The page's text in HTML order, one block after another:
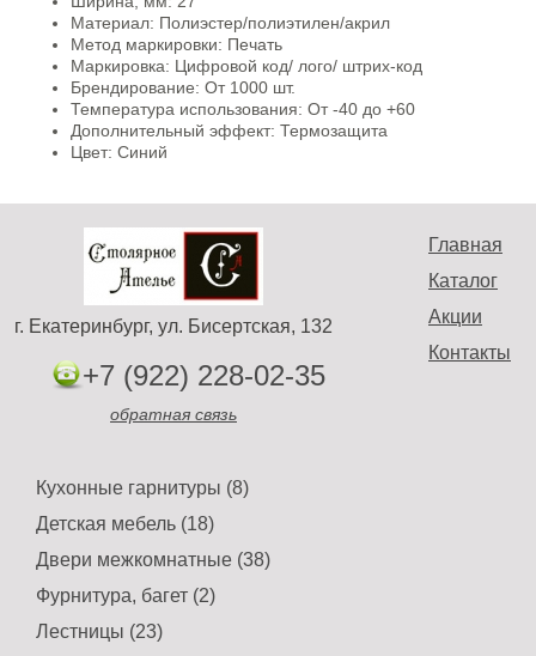
Материал: Полиэстер/полиэтилен/акрил
Метод маркировки: Печать
Маркировка: Цифровой код/ лого/ штрих-код
Брендирование: От 1000 шт.
Температура использования: От -40 до +60
Дополнительный эффект: Термозащита
Цвет: Синий
Главная
Каталог
Акции
Контакты
г. Екатеринбург, ул. Бисертская, 132
+7 (922) 228-02-35
обратная связь
Кухонные гарнитуры (8)
Детская мебель (18)
Двери межкомнатные (38)
Фурнитура, багет (2)
Лестницы (23)